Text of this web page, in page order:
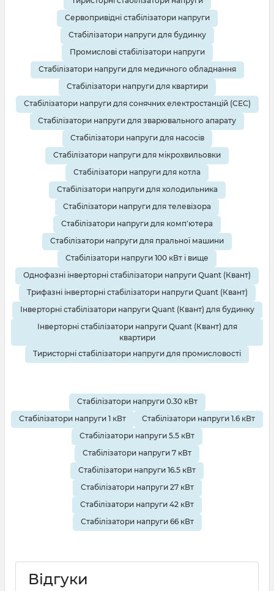
Сервопривідні стабілізатори напруги
Стабілізатори напруги для будинку
Промислові стабілізатори напруги
Стабілізатори напруги для медичного обладнання
Стабілізатори напруги для квартири
Стабілізатори напруги для сонячних електростанцій (СЕС)
Стабілізатори напруги для зварювального апарату
Стабілізатори напруги для насосів
Стабілізатори напруги для мікрохвильовки
Стабілізатори напруги для котла
Стабілізатори напруги для холодильника
Стабілізатори напруги для телевізора
Стабілізатори напруги для комп'ютера
Стабілізатори напруги для пральної машини
Стабілізатори напруги 100 кВт і вище
Однофазні інверторні стабілізатори напруги Quant (Квант)
Трифазні інверторні стабілізатори напруги Quant (Квант)
Інверторні стабілізатори напруги Quant (Квант) для будинку
Інверторні стабілізатори напруги Quant (Квант) для
квартири
Тиристорні стабілізатори напруги для промисловості
Стабілізатори напруги 0.30 кВт
Стабілізатори напруги 1 кВт
Стабілізатори напруги 1.6 кВт
Стабілізатори напруги 5.5 кВт
Стабілізатори напруги 7 кВт
Стабілізатори напруги 16.5 кВт
Стабілізатори напруги 27 кВт
Стабілізатори напруги 42 кВт
Стабілізатори напруги 66 кВт
Відгуки